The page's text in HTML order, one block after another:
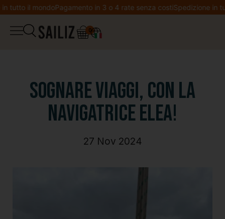
il mondoPagamento in 3 o 4 rate senza costiSpedizione in
0
Salopette
Diario di bordo
Co-creazione
Benvenuta in Sailiz
Sognare viaggi, con la
navigatrice Elea!
27 Nov 2024